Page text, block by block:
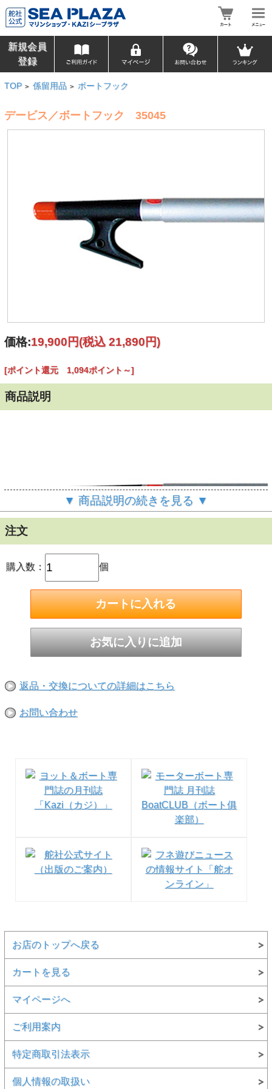
新規会員
登録
TOP > 係留用品 > ボートフック
デービス／ボートフック 35045
価格:19,900円(税込 21,890円)
[ポイント還元 1,094ポイント～]
商品説明
伸縮式／サイズ：φ30mm×140～240cm(2段）
ルにて連絡いたします
▼ 商品説明の続きを見る ▼
注文
購入数： 個
返品・交換についての詳細はこちら
お問い合わせ
お店のトップへ戻る
カートを見る
マイページへ
ご利用案内
特定商取引法表示
個人情報の取扱い